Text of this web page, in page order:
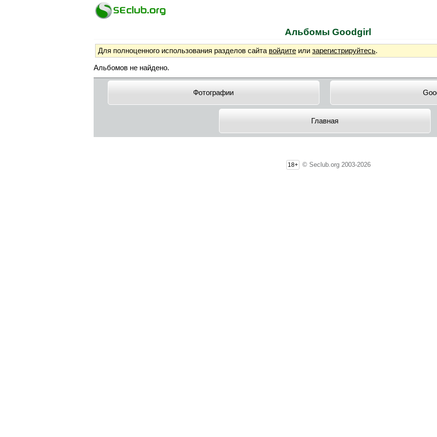
Альбомы Goodgirl
Для полноценного использования разделов сайта войдите или зарегистрируйтесь.
Альбомов не найдено.
Фотографии
Главная
18+ © Seclub.org 2003-2026